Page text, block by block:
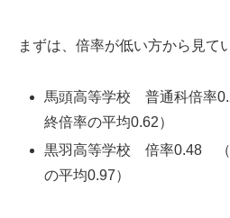
まずは、倍率が低い方から見て
馬頭高等学校 普通科倍率
終倍率の平均0.62）
黒羽高等学校 倍率0.48 （
の平均0.97）